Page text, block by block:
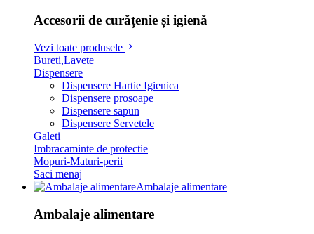
Accesorii de curățenie și igienă
Vezi toate produsele
Bureti,Lavete
Dispensere
Dispensere Hartie Igienica
Dispensere prosoape
Dispensere sapun
Dispensere Servetele
Galeti
Imbracaminte de protectie
Mopuri-Maturi-perii
Saci menaj
Ambalaje alimentare
Ambalaje alimentare